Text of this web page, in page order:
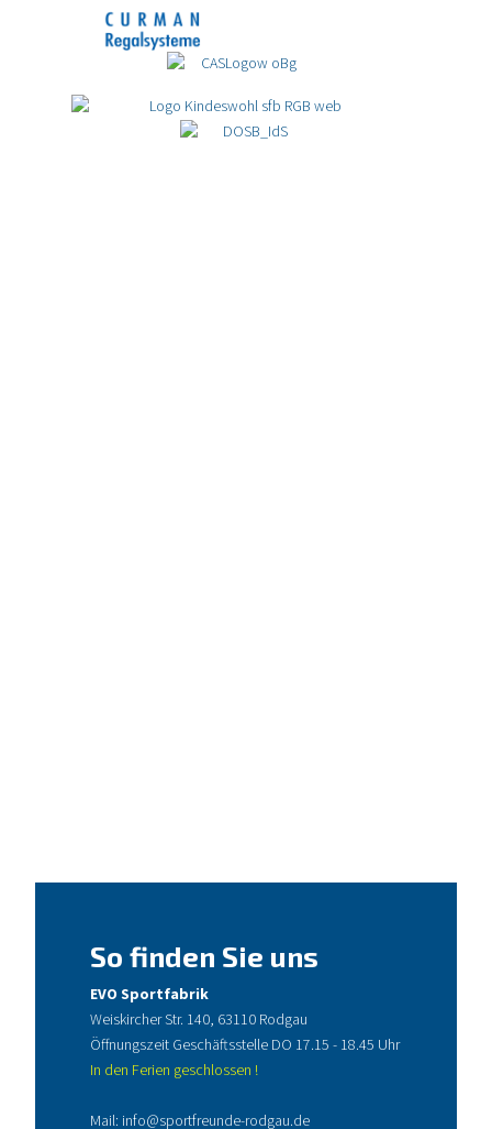
So finden Sie uns
EVO Sportfabrik
Weiskircher Str. 140, 63110 Rodgau
Öffnungszeit Geschäftsstelle DO 17.15 - 18.45 Uhr
In den Ferien geschlossen !
Mail: info@sportfreunde-rodgau.de